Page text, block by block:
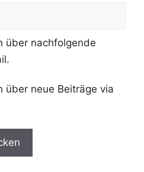
über nachfolgende
über neue Beiträge via